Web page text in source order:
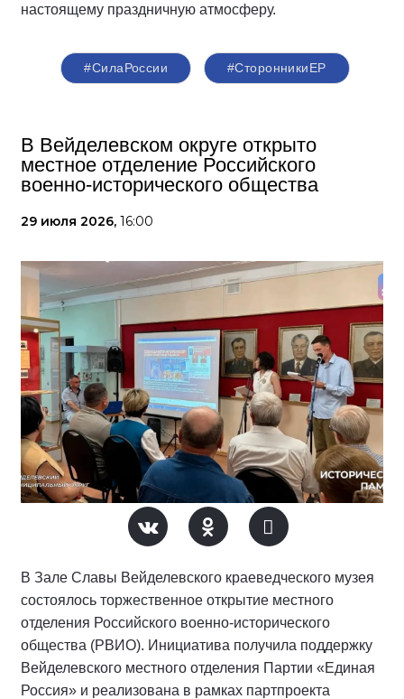
настоящему праздничную атмосферу.
#СилаРоссии #СторонникиЕР
В Вейделевском округе открыто
местное отделение Российского
военно-исторического общества
29 июля 2026, 16:00
В Зале Славы Вейделевского краеведческого музея
состоялось торжественное открытие местного
отделения Российского военно-исторического
общества (РВИО). Инициатива получила поддержку
Вейделевского местного отделения Партии «Единая
Россия» и реализована в рамках партпроекта